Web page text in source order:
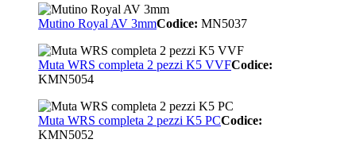
Mutino Royal AV 3mmCodice: MN5037
Muta WRS completa 2 pezzi K5 VVFCodice:
KMN5054
Muta WRS completa 2 pezzi K5 PCCodice:
KMN5052